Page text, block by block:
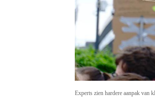
Experts zien hardere aanpak van